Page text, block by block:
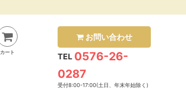
カート
お問い合わせ
TEL 0576-26-
0287
受付8:00-17:00(土日、年末年始除く)